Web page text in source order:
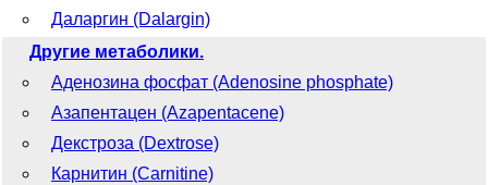
Даларгин (Dalargin)
Другие метаболики.
Аденозина фосфат (Adenosine phosphate)
Азапентацен (Azapentacene)
Декстроза (Dextrose)
Карнитин (Carnitine)